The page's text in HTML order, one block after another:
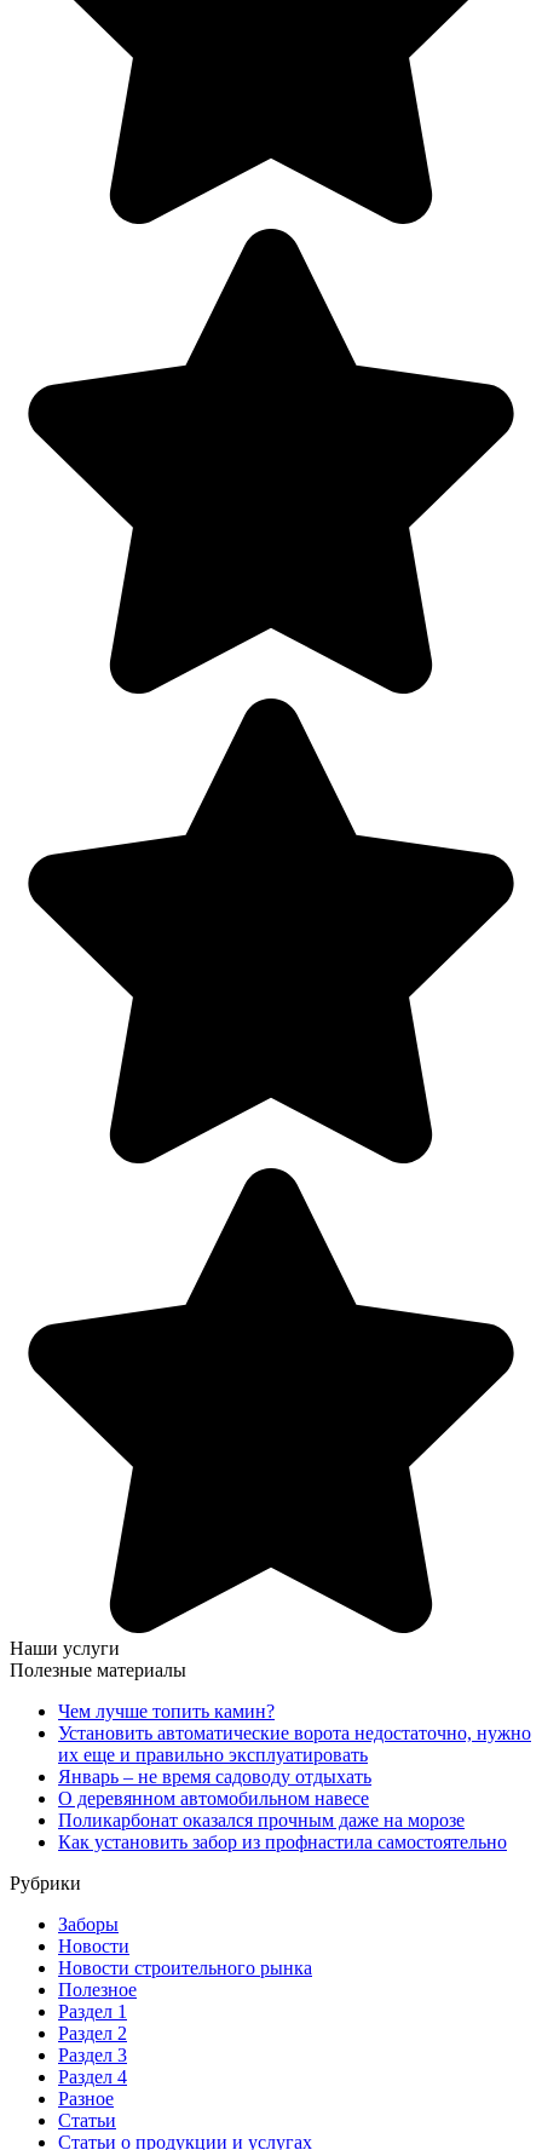
Наши услуги
Полезные материалы
Чем лучше топить камин?
Установить автоматические ворота недостаточно, нужно
их еще и правильно эксплуатировать
Январь – не время садоводу отдыхать
О деревянном автомобильном навесе
Поликарбонат оказался прочным даже на морозе
Как установить забор из профнастила самостоятельно
Рубрики
Заборы
Новости
Новости строительного рынка
Полезное
Раздел 1
Раздел 2
Раздел 3
Раздел 4
Разное
Статьи
Статьи o продукции и услугах